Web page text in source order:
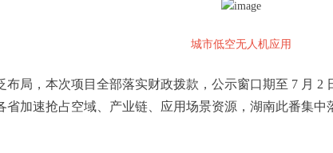
城市低空无人机应用
局，本次项目全部落实财政拨款，公示窗口期至 7 月 2
加速抢占空域、产业链、应用场景资源，湖南此番集中